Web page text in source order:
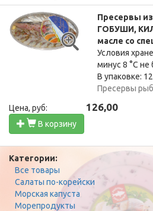
Пресервы
ГОБУШИ,
масле со
Условия
минус 8 °C не
В упаковке:
Пресервы
Цена, руб: 126,00
В корзину
Категории:
Все товары
Салаты по-корейски
Морская капуста
Морепродукты